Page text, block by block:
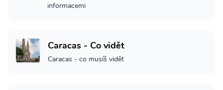
informacemi
Caracas - Co vidět
Caracas - co musíš vidět